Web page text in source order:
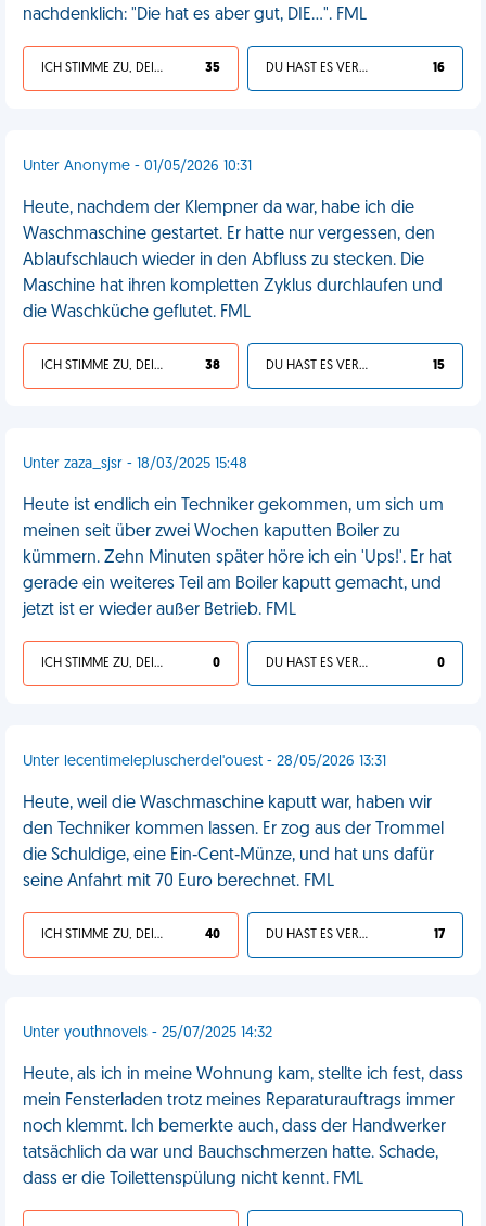
nachdenklich: "Die hat es aber gut, DIE...". FML
ICH STIMME ZU, DEIN LEBEN IST SCHEISSE 35 DU HAST ES VERDIENT 16
Unter Anonyme - 01/05/2026 10:31
Heute, nachdem der Klempner da war, habe ich die
Waschmaschine gestartet. Er hatte nur vergessen, den
Ablaufschlauch wieder in den Abfluss zu stecken. Die
Maschine hat ihren kompletten Zyklus durchlaufen und
die Waschküche geflutet. FML
ICH STIMME ZU, DEIN LEBEN IST SCHEISSE 38 DU HAST ES VERDIENT 15
Unter zaza_sjsr - 18/03/2025 15:48
Heute ist endlich ein Techniker gekommen, um sich um
meinen seit über zwei Wochen kaputten Boiler zu
kümmern. Zehn Minuten später höre ich ein 'Ups!'. Er hat
gerade ein weiteres Teil am Boiler kaputt gemacht, und
jetzt ist er wieder außer Betrieb. FML
ICH STIMME ZU, DEIN LEBEN IST SCHEISSE 0 DU HAST ES VERDIENT 0
Unter lecentimelepluscherdel'ouest - 28/05/2026 13:31
Heute, weil die Waschmaschine kaputt war, haben wir
den Techniker kommen lassen. Er zog aus der Trommel
die Schuldige, eine Ein‑Cent‑Münze, und hat uns dafür
seine Anfahrt mit 70 Euro berechnet. FML
ICH STIMME ZU, DEIN LEBEN IST SCHEISSE 40 DU HAST ES VERDIENT 17
Unter youthnovels - 25/07/2025 14:32
Heute, als ich in meine Wohnung kam, stellte ich fest, dass
mein Fensterladen trotz meines Reparaturauftrags immer
noch klemmt. Ich bemerkte auch, dass der Handwerker
tatsächlich da war und Bauchschmerzen hatte. Schade,
dass er die Toilettenspülung nicht kennt. FML